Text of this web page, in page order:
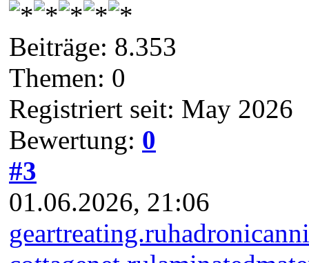
Beiträge: 8.353
Themen: 0
Registriert seit: May 2026
Bewertung: 0
#3
01.06.2026, 21:06
geartreating.ru